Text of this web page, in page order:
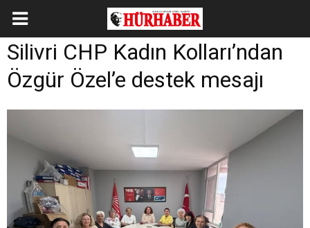
Silivri CHP Kadın Kolları’ndan
Özgür Özel’e destek mesajı